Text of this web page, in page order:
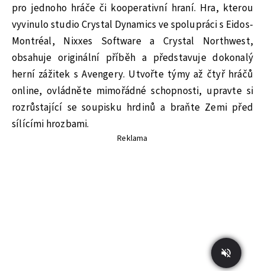
pro jednoho hráče či kooperativní hraní. Hra, kterou
vyvinulo studio Crystal Dynamics ve spolupráci s Eidos-
Montréal, Nixxes Software a Crystal Northwest,
obsahuje originální příběh a představuje dokonalý
herní zážitek s Avengery. Utvořte týmy až čtyř hráčů
online, ovládněte mimořádné schopnosti, upravte si
rozrůstající se soupisku hrdinů a braňte Zemi před
sílícími hrozbami.
Reklama